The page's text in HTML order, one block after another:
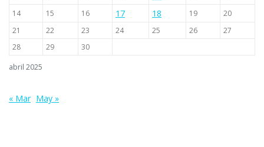
abril 2025
14
15 16 17 18 19
20
21
22 23 24 25 26
27
28
29 30
« Mar May »